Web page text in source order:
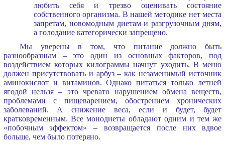
любить себя и трезво оценивать состояние
собственного организма. В нашей методике нет места
запретам, новомодным диетам и разгрузочным дням,
а голодание категорически запрещено.
Мы уверены в том, что питание должно быть
разнообразным – это один из основных факторов, под
воздействием которых килограммы начнут уходить. В меню
должен присутствовать и арбуз – как незаменимый источник
аминокислот и витаминов. Однако питаться только летней
ягодой нельзя – это чревато нарушением обмена веществ,
проблемами с пищеварением, обострением хронических
заболеваний. А снижение веса, если и будет, будет
кратковременным. Все монодиеты обладают одним и тем же
«побочным эффектом» – возвращается после них вдвое
больше, чем было потеряно.